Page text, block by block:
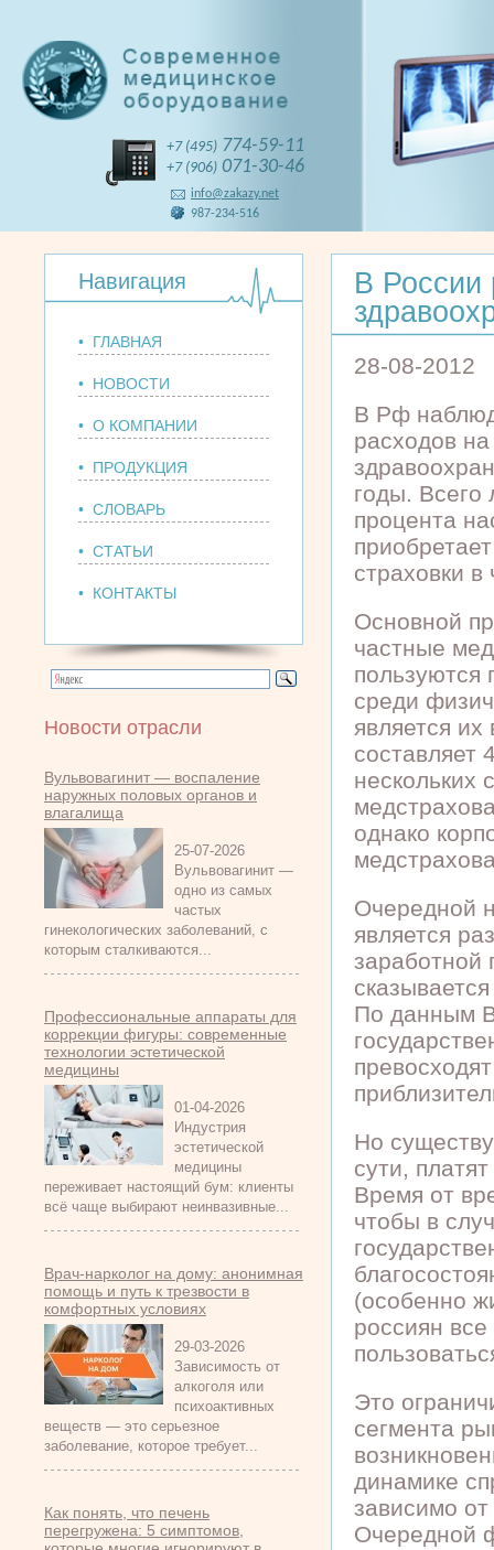
+7 (495) 774-59-11
+7 (906) 071-30-46
info@zakazy.net
987-234-516
Навигация
• ГЛАВНАЯ
• НОВОСТИ
• О КОМПАНИИ
• ПРОДУКЦИЯ
• СЛОВАРЬ
• СТАТЬИ
• КОНТАКТЫ
Новости отрасли
Вульвовагинит — воспаление
наружных половых органов и
влагалища
25-07-2026
Вульвовагинит —
одно из самых
частых
гинекологических заболеваний, с
которым сталкиваются...
Профессиональные аппараты для
коррекции фигуры: современные
технологии эстетической
медицины
01-04-2026
Индустрия
эстетической
медицины
переживает настоящий бум: клиенты
всё чаще выбирают неинвазивные...
Врач-нарколог на дому: анонимная
помощь и путь к трезвости в
комфортных условиях
29-03-2026
Зависимость от
алкоголя или
психоактивных
веществ — это серьезное
заболевание, которое требует...
Как понять, что печень
перегружена: 5 симптомов,
В России
28-08-2012
В Рф
расходов
годы. Всего
процента
страховки в
Основной
частные
пользуются
среди
является
составляет
нескольких
однако
Очередной
является
заработной
По данным
Но
сути,
Время от
чтобы в
(особенно
россиян
Это
сегмента
динамике
зависимо
Очередной